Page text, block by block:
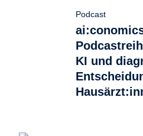
Podcast
KI und